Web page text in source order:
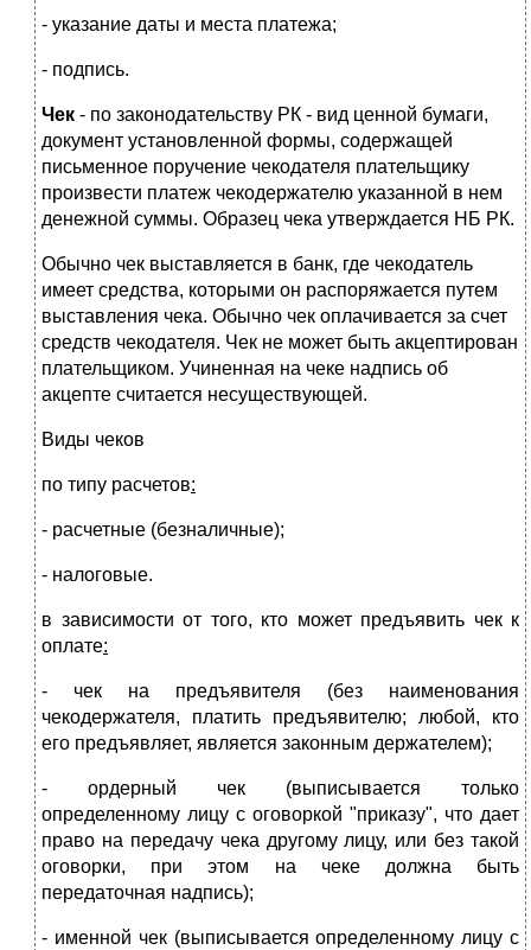
- указание даты и места платежа;
- подпись.
Чек - по законодательству РК - вид ценной бумаги,
документ установленной формы, содержащей
письменное поручение чекодателя плательщику
произвести платеж чекодержателю указанной в нем
денежной суммы. Образец чека утверждается НБ РК.
Обычно чек выставляется в банк, где чекодатель
имеет средства, которыми он распоряжается путем
выставления чека. Обычно чек оплачивается за счет
средств чекодателя. Чек не может быть акцептирован
плательщиком. Учиненная на чеке надпись об
акцепте считается несуществующей.
Виды чеков
по типу расчетов:
- расчетные (безналичные);
- налоговые.
в зависимости от того, кто может предъявить чек к
оплате:
- чек на предъявителя (без наименования
чекодержателя, платить предъявителю; любой, кто
его предъявляет, является законным держателем);
- ордерный чек (выписывается только
определенному лицу с оговоркой "приказу", что дает
право на передачу чека другому лицу, или без такой
оговорки, при этом на чеке должна быть
передаточная надпись);
- именной чек (выписывается определенному лицу с